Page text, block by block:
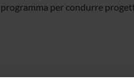
per condurre